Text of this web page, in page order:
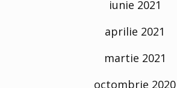
iunie 2021
aprilie 2021
martie 2021
octombrie 2020